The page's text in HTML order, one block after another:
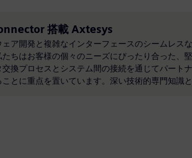
搭載 Axtesys
ア開発と複雑なインターフェースのシームレス
ちはお客様の個々のニーズにぴったり合った
換プロセスとシステム間の接続を通じてパート
とに重点を置いています。深い技術的専門知識